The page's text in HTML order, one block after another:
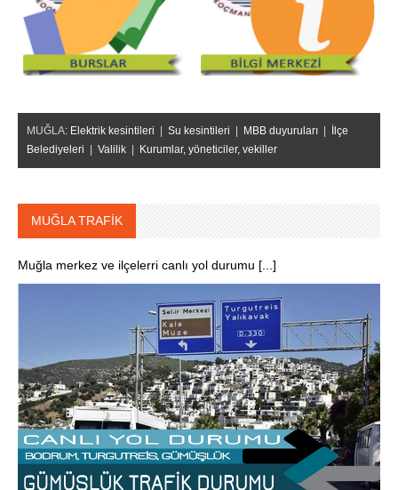
MUĞLA: Elektrik kesintileri Su kesintileri MBB duyuruları
İlçe
Belediyeleri
Valilik Kurumlar, yöneticiler, vekiller
MUĞLA TRAFİK
Muğla merkez ve ilçelerri canlı yol durumu [...]